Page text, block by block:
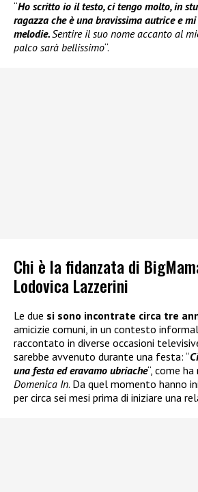
“Ho scritto io il testo, ci tengo molto, in
ragazza che è una bravissima autrice e
melodie.Sentire il suo nome accanto al
palco sarà bellissimo“.
Chi è la fidanzata di
Lodovica Lazzerini
Le due si sono incontrate circa tre
amicizie comuni, in un contesto
raccontato in diverse occasioni
sarebbe avvenuto durante una festa: “
una festa ed eravamo ubriache“, come
Domenica In. Da quel momento hanno
per circa sei mesi prima di iniziare una